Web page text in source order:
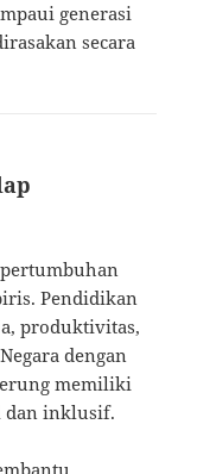
generasi
secara
Pendidikan
produktivitas,
dengan
memiliki
dan inklusif.